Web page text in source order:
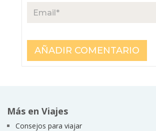
Más en Viajes
Consejos para viajar